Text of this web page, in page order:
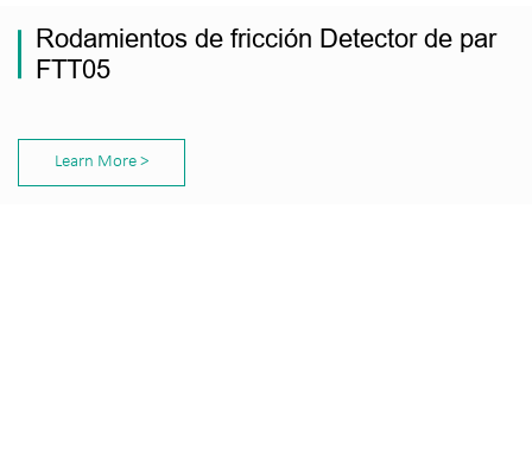
Rodamientos de fricción Detector de par
FTT05
Learn More >